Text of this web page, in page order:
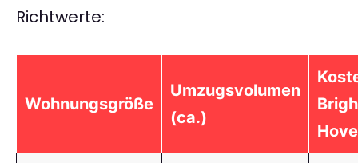
Richtwerte:
Wohnungsgröße
Umzugsvolumen
(ca.)